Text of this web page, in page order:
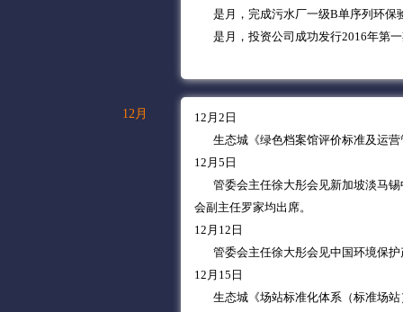
是月，完成污水厂一级B单序列环保
是月，投资公司成功发行2016年第一
12月
12月2日
生态城《绿色档案馆评价标准及运营
12月5日
管委会主任徐大彤会见新加坡淡马锡
会副主任罗家均出席。
12月12日
管委会主任徐大彤会见中国环境保护
12月15日
生态城《场站标准化体系（标准场站